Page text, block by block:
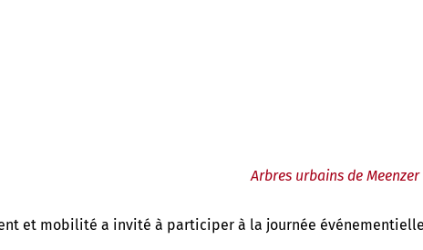
Arbres urbains de Meenzer
et mobilité a invité à participer à la journée